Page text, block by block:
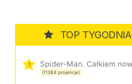
TOP TYGODNIA
1
(11384 projekcje)